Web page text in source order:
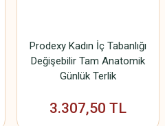
Prodexy Kadın İç Tabanlığı
Değişebilir Tam Anatomik
Günlük Terlik
3.307,50 TL